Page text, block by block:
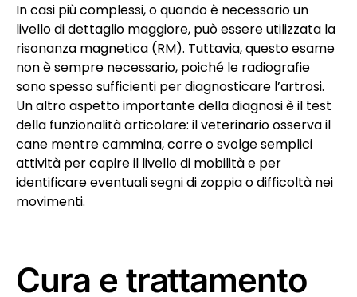
In casi più complessi, o quando è necessario un
livello di dettaglio maggiore, può essere utilizzata la
risonanza magnetica (RM). Tuttavia, questo esame
non è sempre necessario, poiché le radiografie
sono spesso sufficienti per diagnosticare l’artrosi.
Un altro aspetto importante della diagnosi è il test
della funzionalità articolare: il veterinario osserva il
cane mentre cammina, corre o svolge semplici
attività per capire il livello di mobilità e per
identificare eventuali segni di zoppia o difficoltà nei
movimenti.
Cura e trattamento